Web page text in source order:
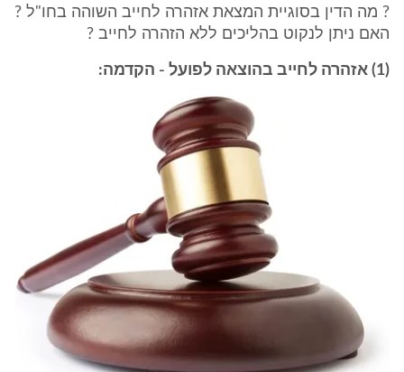
? מה הדין בסוגיית המצאת אזהרה לחייב השוהה בחו"ל ?
האם ניתן לנקוט בהליכים ללא הזהרה לחייב ?
(1) אזהרה לחייב בהוצאה לפועל - הקדמה: